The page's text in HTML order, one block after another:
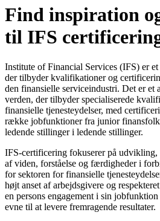
Find inspiration
til IFS
Institute of Financial Services (IFS) er
der tilbyder kvalifikationer og
den finansielle serviceindustri. Det er et
verden, der tilbyder specialiserede
finansielle tjenesteydelser, med
række jobfunktioner fra junior
ledende stillinger i ledende stillinger.
IFS-certificering fokuserer på udvikling,
af viden, forståelse og færdigheder i
for sektoren for finansielle
højt anset af arbejdsgivere og
en persons engagement i sin jobfunktion
evne til at levere fremragende resultater.